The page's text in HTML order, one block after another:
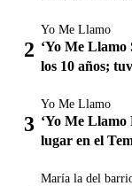
Yo Me Llamo
‘Yo Me
los 10 años;
Yo Me Llamo
‘Yo Me Llamo
lugar en el
María la del